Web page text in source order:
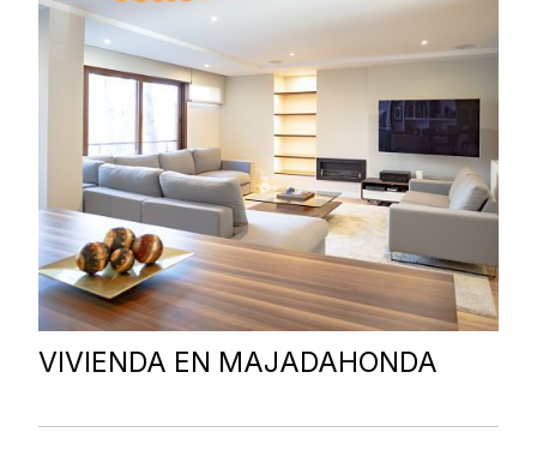
VIVIENDA EN MAJADAHONDA